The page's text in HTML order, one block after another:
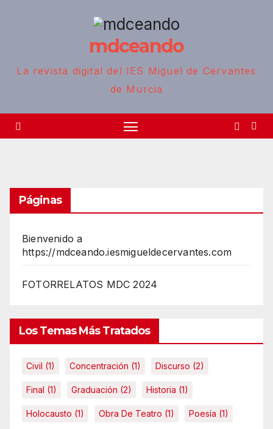
mdceando
La revista digital del IES Miguel de Cervantes
de Murcia
Páginas
Bienvenido a
https://mdceando.iesmigueldecervantes.com
FOTORRELATOS MDC 2024
Los Temas Más Tratados
Civil (1) Concentración (1) Discurso (2)
Final (1) Graduación (2) Historia (1)
Holocausto (1) Obra De Teatro (1) Poesía (1)